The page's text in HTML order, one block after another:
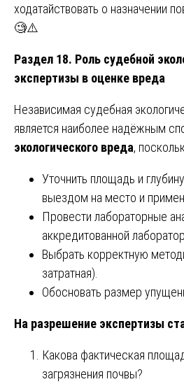
ходатайствовать о назначении
🧐⚠️
Раздел 18. Роль судебной
экспертизы в оценке вреда
Независимая судебная
является наиболее надёжным
экологического вреда,
Уточнить площадь и
выездом на место и
Провести лабораторные
аккредитованной
Выбрать корректную
затратная).
Обосновать размер
На разрешение экспертизы
Какова фактическая
загрязнения почвы?